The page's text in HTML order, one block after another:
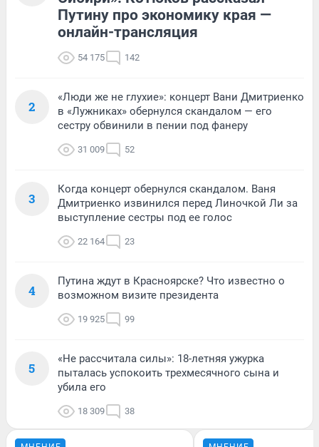
Путину про экономику края —
онлайн-трансляция
54 175 142
2
«Люди же не глухие»: концерт Вани Дмитриенко
в «Лужниках» обернулся скандалом — его
сестру обвинили в пении под фанеру
31 009 52
3
Когда концерт обернулся скандалом. Ваня
Дмитриенко извинился перед Линочкой Ли за
выступление сестры под ее голос
22 164 23
4
Путина ждут в Красноярске? Что известно о
возможном визите президента
19 925 99
5
«Не рассчитала силы»: 18-летняя ужурка
пыталась успокоить трехмесячного сына и
убила его
18 309 38